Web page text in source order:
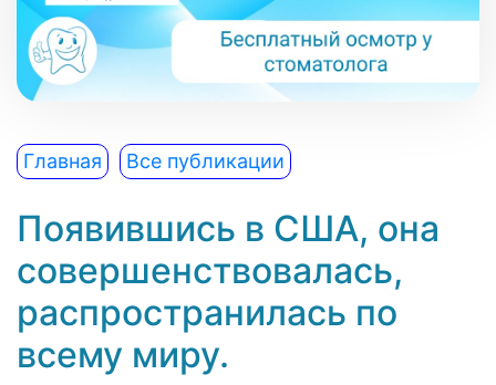
Главная Все публикации
Появившись в США, она
совершенствовалась,
распространилась по
всему миру.